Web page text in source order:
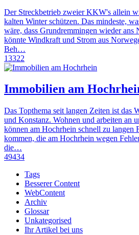
Der Streckbetrieb zweier KKW's allein
kalten Winter schützen. Das mindeste,
wäre, dass Grundremmingen wieder ans
könnte Windkraft und Strom aus
Beh…
13322
Immobilien am
Das Topthema seit langen Zeiten ist das
und Konstanz. Wohnen und arbeiten an
können am Hochrhein schnell zu langen
kommen, die am Hochrhein wegen
die…
49434
Tags
Besserer Content
WebContent
Archiv
Glossar
Unkategorised
Ihr Artikel bei uns